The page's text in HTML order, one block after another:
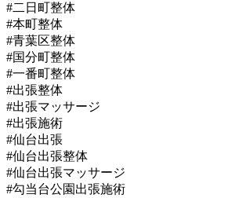
#二日町整体
#本町整体
#青葉区整体
#国分町整体
#一番町整体
#出張整体
#出張マッサージ
#出張施術
#仙台出張
#仙台出張整体
#仙台出張マッサージ
#勾当台公園出張施術